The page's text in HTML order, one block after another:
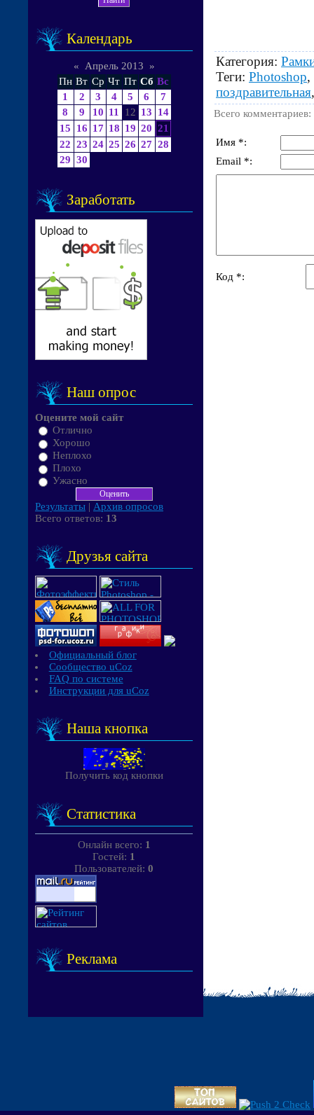
Календарь
« Апрель 2013
»
Пн Вт Ср Чт Пт Сб Вс
1
2 3 4 5 6
7
8
9 10 11 12 13
14
15
16 17 18 19 20 21
22 23 24 25 26 27 28
29 30
Заработать
Наш опрос
Оцените мой сайт
Отлично
Хорошо
Неплохо
Плохо
Ужасно
Результаты | Архив опросов
Всего ответов: 13
Друзья сайта
Официальный блог
Сообщество uCoz
FAQ по системе
Инструкции для uCoz
Наша кнопка
Получить код кнопки
Статистика
Онлайн всего: 1
Гостей: 1
Пользователей: 0
Реклама
Категория:
Теги: Photoshop,
поздравительная
Всего комментариев:
Имя *:
Email *:
Код *: